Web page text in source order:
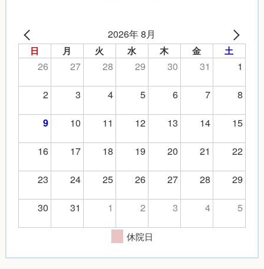
2026年 8月
日 月 火 水 木 金 土
26 27 28 29 30 31
1
2
3 4 5 6 7 8
9 10 11 12 13 14
15
16
17 18 19 20 21
22
23
24 25 26 27 28
29
30
31 1 2 3 4 5
休院日